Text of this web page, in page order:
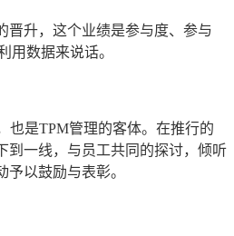
晋升，这个业绩是参与度、参与
用数据来说话。
也是TPM管理的客体。在推行的
到一线，与员工共同的探讨，倾听
予以鼓励与表彰。